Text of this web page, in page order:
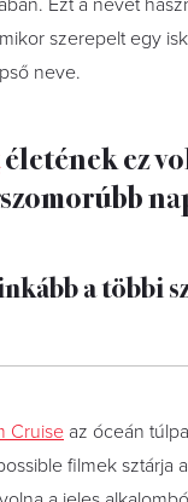
Ezt a nevet
szerepelt egy
neve.
életének ez
a többi
Cruise az óceán
filmek sztárja